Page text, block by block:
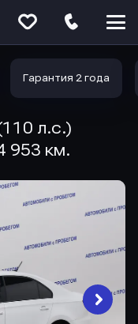
Гарантия 2 года
л.с.)
953 км.